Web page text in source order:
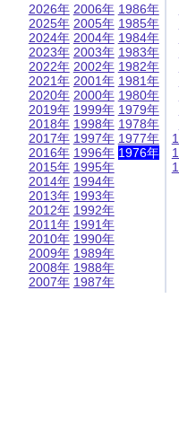
2026年
2025年
2024年
2023年
2022年
2021年
2020年
2019年
2018年
2017年
2016年
2015年
2014年
2013年
2012年
2011年
2010年
2009年
2008年
2007年
2006年
2005年
2004年
2003年
2002年
2001年
2000年
1999年
1998年
1997年
1996年
1995年
1994年
1993年
1992年
1991年
1990年
1989年
1988年
1987年
1986年
1985年
1984年
1983年
1982年
1981年
1980年
1979年
1978年
1977年
1976年